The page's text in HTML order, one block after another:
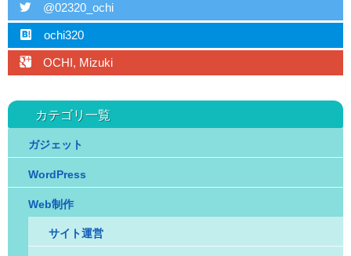
twitter @02320_ochi
hatebu ochi320
googleplus OCHI, Mizuki
カテゴリ一覧
ガジェット
WordPress
Web制作
サイト運営